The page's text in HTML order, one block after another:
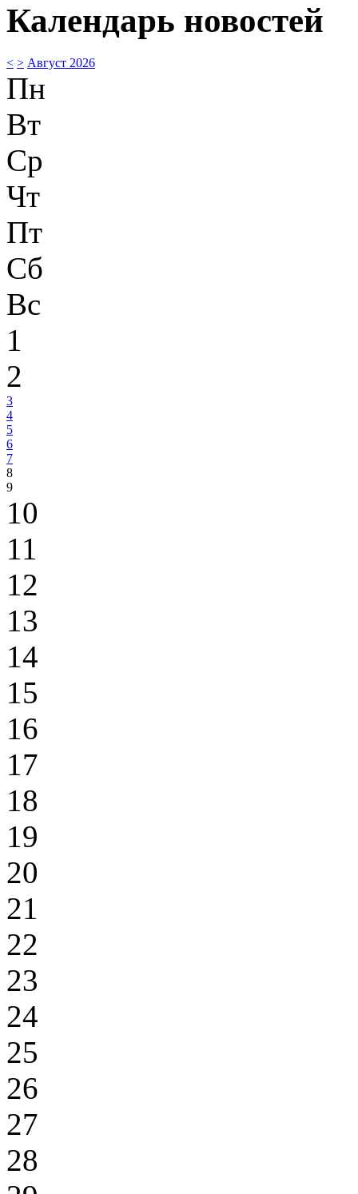
Календарь новостей
< > Август 2026
Пн
Вт
Ср
Чт
Пт
Сб
Вс
1
2
3
4
5
6
7
8
9
10
11
12
13
14
15
16
17
18
19
20
21
22
23
24
25
26
27
28